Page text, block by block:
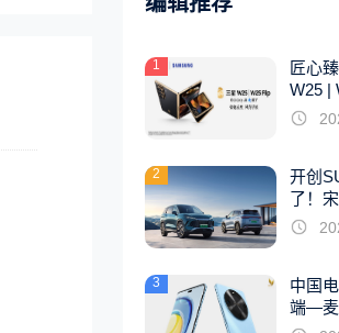
1
匠心
W25 |
2
开创
了！
起
3
中国
端—麦
触手